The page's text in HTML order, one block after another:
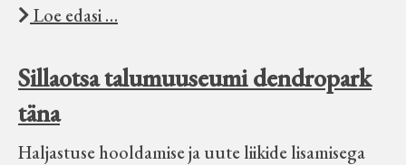
Loe edasi …
Sillaotsa talumuuseumi dendropark
täna
Haljastuse hooldamise ja uute liikide lisamisega